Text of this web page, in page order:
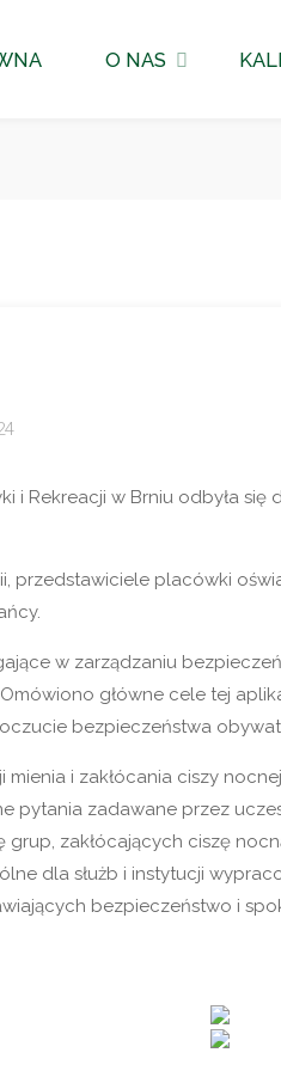
O NAS
i Rekreacji w Brniu odbyła
przedstawiciele placówki
w zarządzaniu
główne cele tej
bezpieczeństwa
i zakłócania ciszy
pytania zadawane przez
zakłócających ciszę
dla służb i instytucji
bezpieczeństwo i